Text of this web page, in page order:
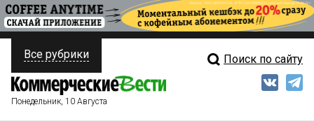
ПОЛИТИКА
ФИНАНСЫ
Свежий выпуск
Все рубрики Поиск по сайту
Понедельник, 10 Августа